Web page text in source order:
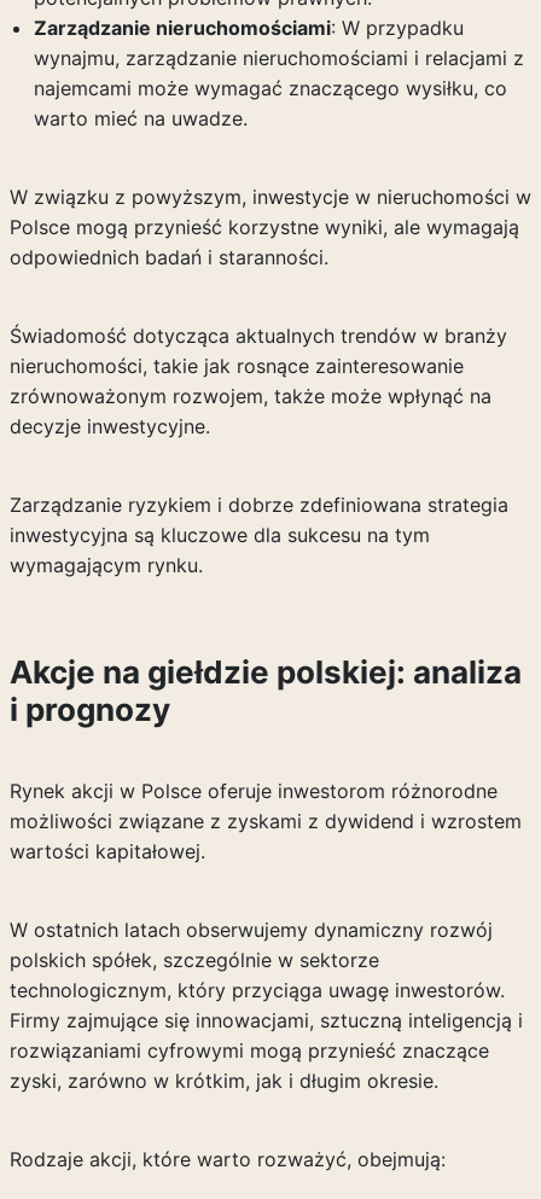
Zarządzanie nieruchomościami: W przypadku
wynajmu, zarządzanie nieruchomościami i relacjami z
najemcami może wymagać znaczącego wysiłku, co
warto mieć na uwadze.
W związku z powyższym, inwestycje w nieruchomości w
Polsce mogą przynieść korzystne wyniki, ale wymagają
odpowiednich badań i staranności.
Świadomość dotycząca aktualnych trendów w branży
nieruchomości, takie jak rosnące zainteresowanie
zrównoważonym rozwojem, także może wpłynąć na
decyzje inwestycyjne.
Zarządzanie ryzykiem i dobrze zdefiniowana strategia
inwestycyjna są kluczowe dla sukcesu na tym
wymagającym rynku.
Akcje na giełdzie polskiej: analiza
i prognozy
Rynek akcji w Polsce oferuje inwestorom różnorodne
możliwości związane z zyskami z dywidend i wzrostem
wartości kapitałowej.
W ostatnich latach obserwujemy dynamiczny rozwój
polskich spółek, szczególnie w sektorze
technologicznym, który przyciąga uwagę inwestorów.
Firmy zajmujące się innowacjami, sztuczną inteligencją i
rozwiązaniami cyfrowymi mogą przynieść znaczące
zyski, zarówno w krótkim, jak i długim okresie.
Rodzaje akcji, które warto rozważyć, obejmują: